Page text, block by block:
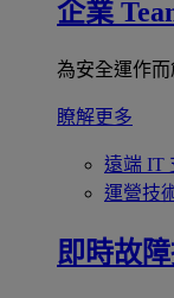
企業
為安全運作而
瞭解更多
遠端 IT
運營技
即時故